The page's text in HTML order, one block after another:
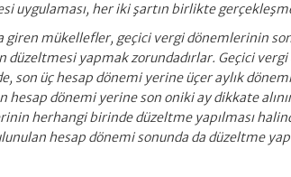
uygulaması, her iki şartın birlikte
giren mükellefler, geçici vergi dönemlerinin
düzeltmesi yapmak zorundadırlar. Geçici
son üç hesap dönemi yerine üçer aylık
hesap dönemi yerine son oniki ay dikkate
herhangi birinde düzeltme yapılması
hesap dönemi sonunda da düzeltme